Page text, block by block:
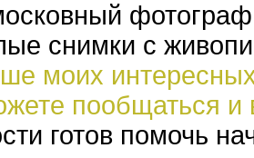
снимки с
моих
пообщаться и
готов помочь